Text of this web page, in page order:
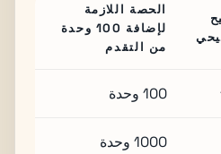
الحصة اللازمة
لإضافة 100 وحدة
من التقدم
100 وحدة
1000 وحدة